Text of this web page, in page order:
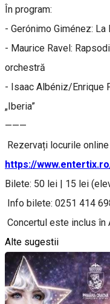
În program:
- Gerónimo Giménez:
- Maurice Ravel:
orchestră
- Isaac Albéniz/Enrique
„Iberia”
———
Rezervați locurile
https://
Bilete: 50 lei | 15 lei
Info bilete: 0251 414
Concertul este inclus în
Alte sugestii